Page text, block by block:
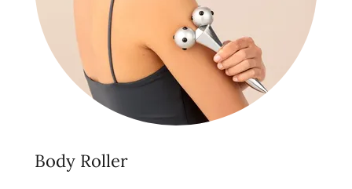
Body Roller